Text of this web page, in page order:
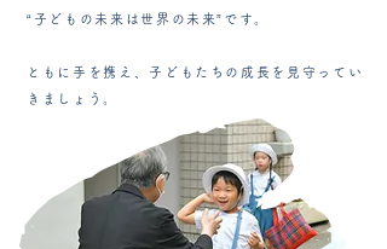
“子どもの未来は世界の未来”です。
ともに手を携え、子どもたちの成長を見守ってい
きましょう。